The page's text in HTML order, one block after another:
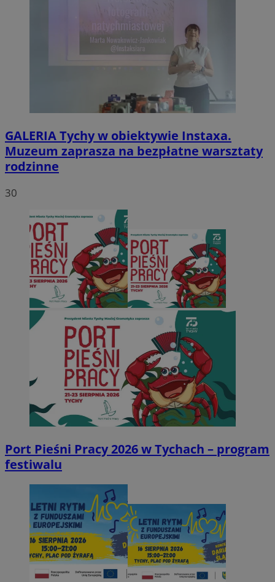
GALERIATychy w obiektywie Instaxa.
Muzeum zaprasza na bezpłatne warsztaty
rodzinne
30
Port Pieśni Pracy 2026 w Tychach – program
festiwalu